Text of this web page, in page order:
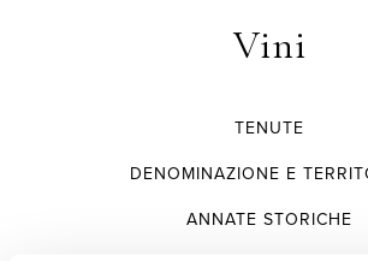
Vini
TENUTE
DENOMINAZIONE E
ANNATE STORICHE